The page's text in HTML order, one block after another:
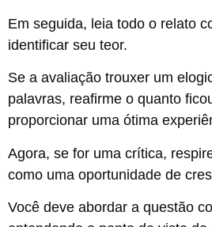
Em seguida, leia todo o relato
identificar seu teor.
Se a avaliação trouxer um
palavras, reafirme o quanto
proporcionar uma ótima
Agora, se for uma crítica,
como uma oportunidade de
Você deve abordar a questão